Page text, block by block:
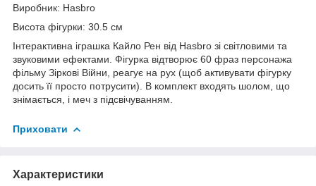
Виробник: Hasbro
Висота фігурки: 30.5 см
Інтерактивна іграшка Кайло Рен від Hasbro зі світловими та
звуковими ефектами. Фігурка відтворює 60 фраз персонажа
фільму Зіркові Війни, реагує на рух (щоб активувати фігурку
досить її просто потрусити). В комплект входять шолом, що
знімається, і меч з підсвічуванням.
Приховати
Характеристики